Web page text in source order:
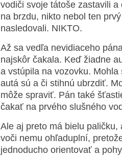
vodiči svoje tátoše zastavili
na brzdu, nikto nebol ten
nasledovali. NIKTO.
Až sa vedľa nevidiaceho
najskôr čakala. Keď žiadne
a vstúpila na vozovku.
autá sú a či stihnú ubrzdiť.
môže spraviť. Pán také
čakať na prvého slušného
Ale aj preto má bielu
voči nemu ohľaduplní,
jednoducho orientovať a